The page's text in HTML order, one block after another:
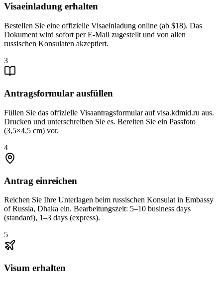
Visaeinladung erhalten
Bestellen Sie eine offizielle Visaeinladung online (ab $18). Das
Dokument wird sofort per E-Mail zugestellt und von allen
russischen Konsulaten akzeptiert.
3
Antragsformular ausfüllen
Füllen Sie das offizielle Visaantragsformular auf visa.kdmid.ru aus.
Drucken und unterschreiben Sie es. Bereiten Sie ein Passfoto
(3,5×4,5 cm) vor.
4
Antrag einreichen
Reichen Sie Ihre Unterlagen beim russischen Konsulat in Embassy
of Russia, Dhaka ein. Bearbeitungszeit: 5–10 business days
(standard), 1–3 days (express).
5
Visum erhalten